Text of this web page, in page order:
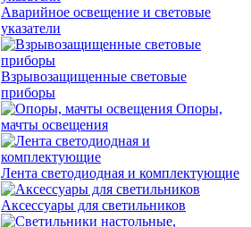
Аварийное освещение и световые
указатели
Взрывозащищенные световые
приборы
Опоры,
мачты освещения
Лента светодиодная и комплектующие
Аксессуары для светильников